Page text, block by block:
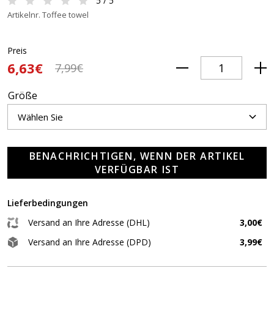
Artikelnr. Toffee towel
Preis
6,63€ 7,99€
Größe
BENACHRICHTIGEN, WENN DER ARTIKEL
VERFÜGBAR IST
Lieferbedingungen
Versand an Ihre Adresse (DHL)
3,00€
Versand an Ihre Adresse (DPD)
3,99€